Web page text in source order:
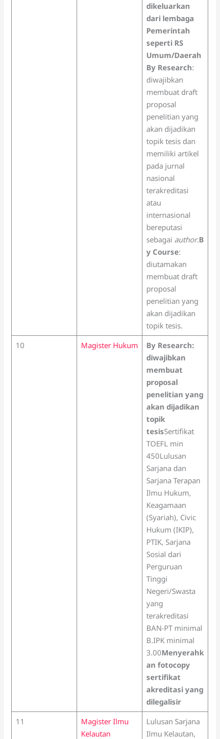
dikeluarkan
dari lembaga
Pemerintah
seperti RS
Umum/Daerah
By Research:
diwajibkan
membuat draft
proposal
penelitian yang
akan dijadikan
topik tesis dan
memiliki artikel
pada jurnal
nasional
terakreditasi
atau
internasional
bereputasi
sebagai author.B
y Course:
diutamakan
membuat draft
proposal
penelitian yang
akan dijadikan
topik tesis.
10
Magister Hukum
By Research:
diwajibkan
membuat
proposal
penelitian yang
akan dijadikan
topik
tesisSertifikat
TOEFL min
450Lulusan
Sarjana dan
Sarjana Terapan
Ilmu Hukum,
Keagamaan
(Syariah), Civic
Hukum (IKIP),
PTIK, Sarjana
Sosial dari
Perguruan
Tinggi
Negeri/Swasta
yang
terakreditasi
BAN-PT minimal
B.IPK minimal
3.00Menyerahk
an fotocopy
sertifikat
akreditasi yang
dilegalisir
11
Magister Ilmu
Kelautan
Lulusan Sarjana
Ilmu Kelautan,